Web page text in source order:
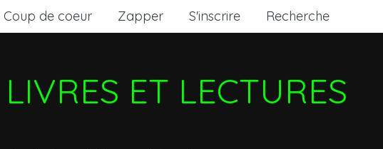
Coup de coeur Zapper S'inscrire Recherche
LIVRES ET LECTURES